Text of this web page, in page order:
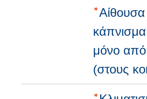
μόνο
(στους